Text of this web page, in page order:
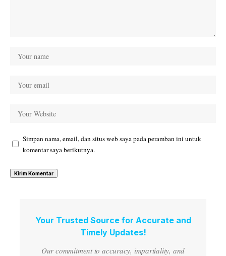
Simpan nama, email, dan situs web saya pada peramban ini untuk
komentar saya berikutnya.
Your Trusted Source for Accurate and
Timely Updates!
Our commitment to accuracy, impartiality, and